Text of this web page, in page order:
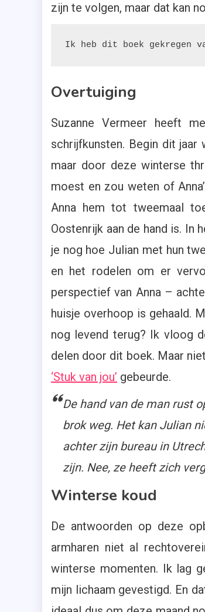
zijn te volgen, maar dat kan
Ik heb dit boek gekregen
Overtuiging
Suzanne Vermeer heeft
schrijfkunsten. Begin dit
maar door deze winterse
moest en zou weten of
Anna hem tot tweemaal
Oostenrijk aan de hand is. In
je nog hoe Julian met hun
en het rodelen om er
perspectief van Anna –
huisje overhoop is gehaald.
nog levend terug? Ik vloog
delen door dit boek. Maar
‘Stuk van jou’ gebeurde.
De hand van de man rust
brok weg. Het kan Julian
achter zijn bureau in
zijn. Nee, ze heeft zich
Winterse koud
De antwoorden op deze
armharen niet al
winterse momenten. Ik lag
mijn lichaam gevestigd. En